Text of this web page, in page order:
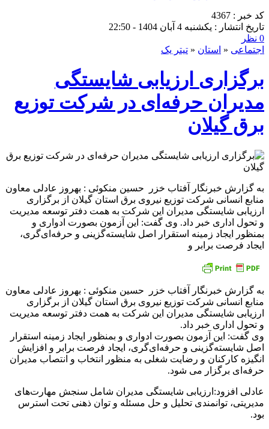
کد خبر : 4367
تاریخ انتشار : یکشنبه 4 آبان 1404 - 22:50
0 نظر
اجتماعی « استان « تیتر یک
برگزاری ارزیابی شایستگی
مدیران حرفه‌ای در شركت توزیع
برق گیلان
به گزارش خبرنگار آفتاب خزر حسین منکوئی : بهروز عادلی معاون
منابع انسانی شرکت توزیع نیروی برق استان گیلان از برگزاری
ارزیابی شایستگی مدیران این شرکت به همت دفتر توسعه مدیریت
و تحول اداری خبر داد. وی گفت: این آزمون بصورت ادواری و
بمنظور ایجاد زمینه استقرار اصل شایسته‌گزینی و حرفه‌ای‌گری،
ایجاد فرصت برابر و
به گزارش خبرنگار آفتاب خزر حسین منکوئی : بهروز عادلی معاون
منابع انسانی شرکت توزیع نیروی برق استان گیلان از برگزاری
ارزیابی شایستگی مدیران این شرکت به همت دفتر توسعه مدیریت
و تحول اداری خبر داد.
وی گفت: این آزمون بصورت ادواری و بمنظور ایجاد زمینه استقرار
اصل شایسته‌گزینی و حرفه‌ای‌گری، ایجاد فرصت برابر و افزایش
انگیزه کارکنان و رضایت شغلی به منظور انتخاب و انتصاب مدیران
حرفه‌ای برگزار می شود.
عادلی افزود:ارزیابی شایستگی مدیران شامل سنجش مهارت‌های
مدیریتی، توانمندی تحلیل و حل مسئله و توان ذهنی تحت استرس
بود.